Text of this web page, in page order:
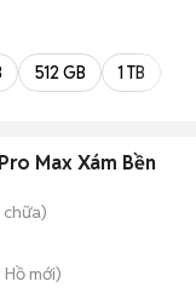
512 GB 1 TB
Max Xám Bền
Hồ mới)